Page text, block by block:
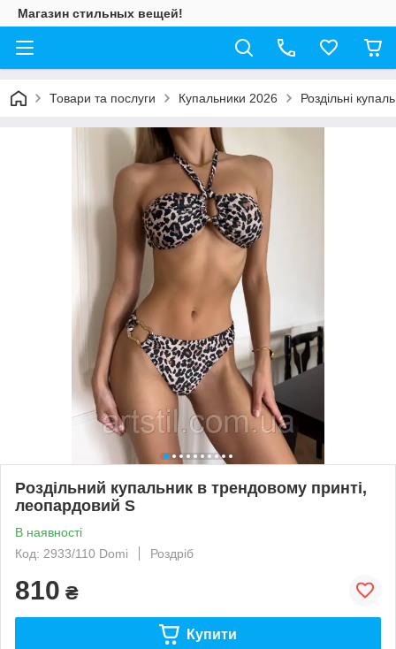
Магазин стильных вещей!
Товари та послуги Купальники 2026 Роздільні
Роздільний купальник в трендовому принті,
леопардовий S
В наявності
Код: 2933/110 Domi
Роздріб
810 ₴
Купити